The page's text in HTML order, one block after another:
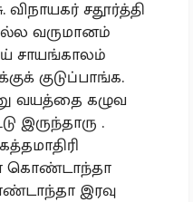
விநாயகர் சதூர்த்தி
வருமானம்
சாயங்காலம்
குடுப்பாங்க.
வயத்தை கழுவ
இருந்தாரு .
கொண்டாந்தா
இரவு